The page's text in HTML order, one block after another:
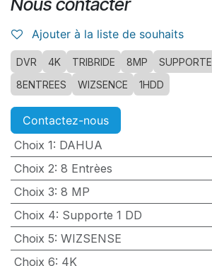
Ajouter à la liste de souhaits
DVR 4K TRIBRIDE 8MP SUPPORTE
8ENTREES
WIZSENCE 1HDD
Contactez-nous
Choix 1: DAHUA
Choix 2: 8 Entrèes
Choix 3: 8 MP
Choix 4: Supporte 1 DD
Choix 5: WIZSENSE
Choix 6: 4K